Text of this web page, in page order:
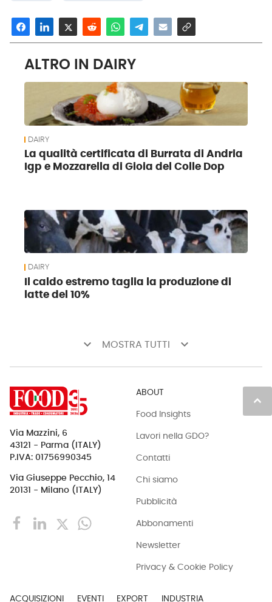
ALTRO IN DAIRY
DAIRY
La qualità certificata di Burrata di Andria
Igp e Mozzarella di Gioia del Colle Dop
DAIRY
Il caldo estremo taglia la produzione di
latte del 10%
keyboard_arrow_down MOSTRA TUTTI keyboard_arrow_down
keyboard_arrow_up
Via Mazzini, 6
43121 - Parma (ITALY)
P.IVA: 01756990345
Via Giuseppe Pecchio, 14
20131 - Milano (ITALY)
ABOUT
Food Insights
Lavori nella GDO?
Contatti
Chi siamo
Pubblicità
Abbonamenti
Newsletter
Privacy & Cookie Policy
ACQUISIZIONI EVENTI EXPORT INDUSTRIA